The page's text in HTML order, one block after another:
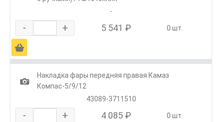
-
- + 5 541 ₽ 0 шт.
Ä
1
Накладка фары передняя правая Камаз
Компас-5/9/12
43089-3711510
- + 4 085 ₽ 0 шт.